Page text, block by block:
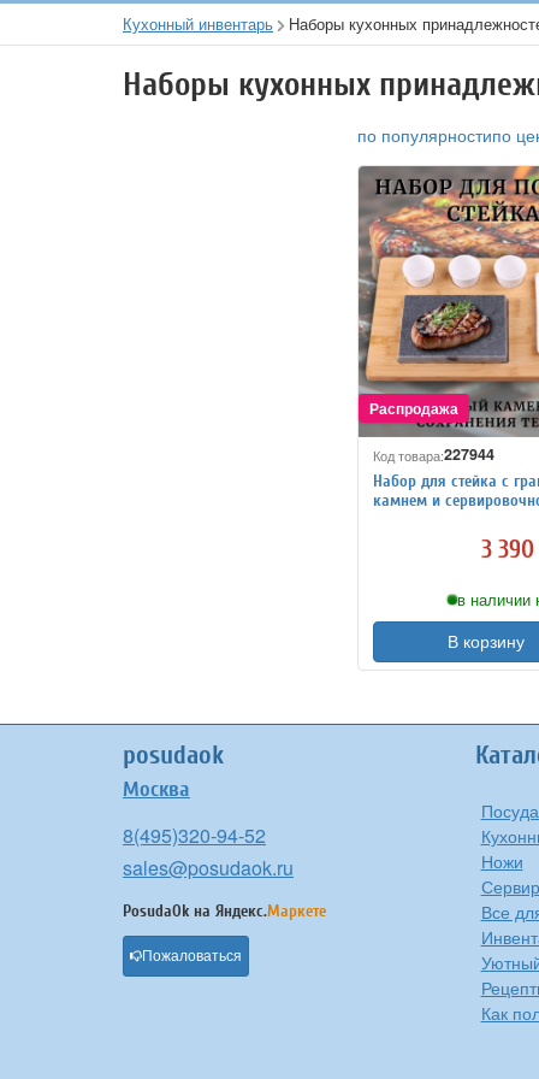
Кухонный инвентарь Наборы кухонных
Наборы кухонных
по популярностипо
Код товара:227944
Набор для стейка с
камнем и
3
в наличии
В корзину
posudaok
Москва
8(495)320-94-52
sales@posudaok.ru
PosudaOk на Яндекс.Маркете
Пожаловаться
Ножи
Все
Как